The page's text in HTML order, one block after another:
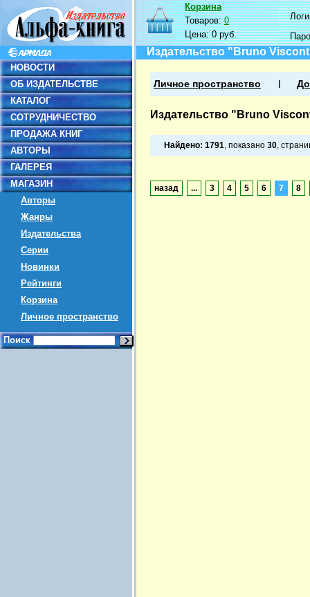
НОВОСТИ
ОБ ИЗДАТЕЛЬСТВЕ
КАТАЛОГ
СОТРУДНИЧЕСТВО
ПРОДАЖА КНИГ
АВТОРЫ
ГАЛЕРЕЯ
МАГАЗИН
Авторы
Жанры
Издательства
Серии
Новинки
Рейтинги
Корзина
Личное пространство
Поиск
Корзина
Товаров:0
Цена:0 руб.
Издательство "Bruno
Личное пространство
Издательство "Bruno
Найдено: 1791, показано 30,
назад ... 3 4 5 6 7 8